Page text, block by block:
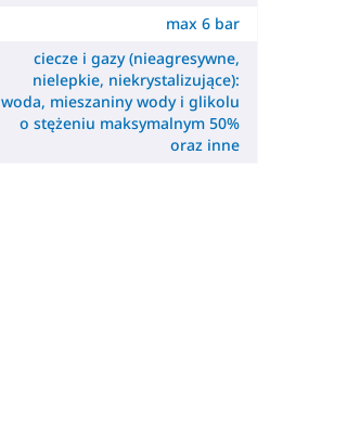
max 6 bar
ciecze i gazy (nieagresywne,
nielepkie, niekrystalizujące):
woda, mieszaniny wody i glikolu
o stężeniu maksymalnym 50%
oraz inne